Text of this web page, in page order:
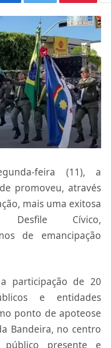
feira (11), a
promoveu, através
mais uma exitosa
Desfile Cívico,
de emancipação
participação de 20
e entidades
ponto de apoteose
Bandeira, no centro
presente e